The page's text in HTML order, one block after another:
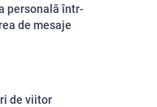
personală într-
de mesaje
de viitor